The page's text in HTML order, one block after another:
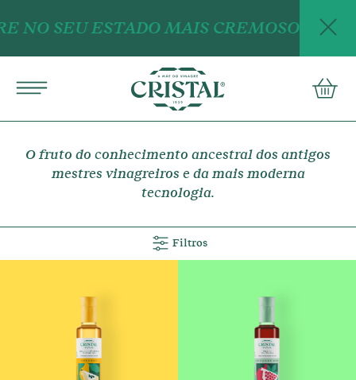
SEU ESTADO MAIS CREMOSO:
english conta
English
PRODUTOS
O fruto do conhecimento ancestral dos antigos
mestres vinagreiros e da mais moderna
tecnologia.
Filtros